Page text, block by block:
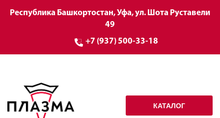
Республика Башкортостан, Уфа, ул. Шота Руставели
49
+7 (937) 500-33-18
КАТАЛОГ